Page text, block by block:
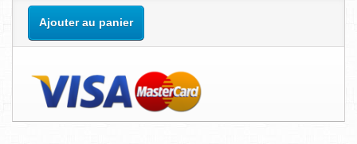
Ajouter au panier